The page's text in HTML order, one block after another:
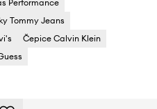
Performance
Tommy Jeans
Čepice Calvin Klein